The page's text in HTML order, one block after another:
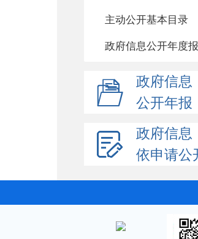
主动公开基本目录
政府信息公开年度
政府信息
公开年报
政府信息
依申请公